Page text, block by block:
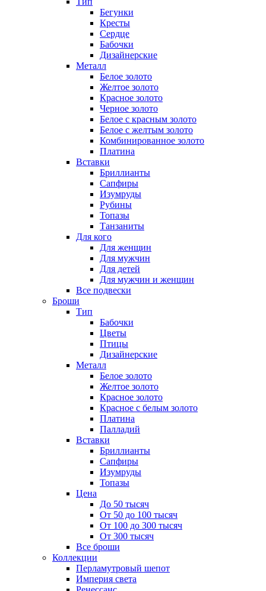
Бегунки
Кресты
Сердце
Бабочки
Дизайнерские
Металл
Белое золото
Желтое золото
Красное золото
Черное золото
Белое с красным золото
Белое с желтым золото
Комбинированное золото
Платина
Вставки
Бриллианты
Сапфиры
Изумруды
Рубины
Топазы
Танзаниты
Для кого
Для женщин
Для мужчин
Для детей
Для мужчин и женщин
Все подвески
Броши
Тип
Бабочки
Цветы
Птицы
Дизайнерские
Металл
Белое золото
Желтое золото
Красное золото
Красное с белым золото
Платина
Палладий
Вставки
Бриллианты
Сапфиры
Изумруды
Топазы
Цена
До 50 тысяч
От 50 до 100 тысяч
От 100 до 300 тысяч
От 300 тысяч
Все броши
Коллекции
Перламутровый шепот
Империя света